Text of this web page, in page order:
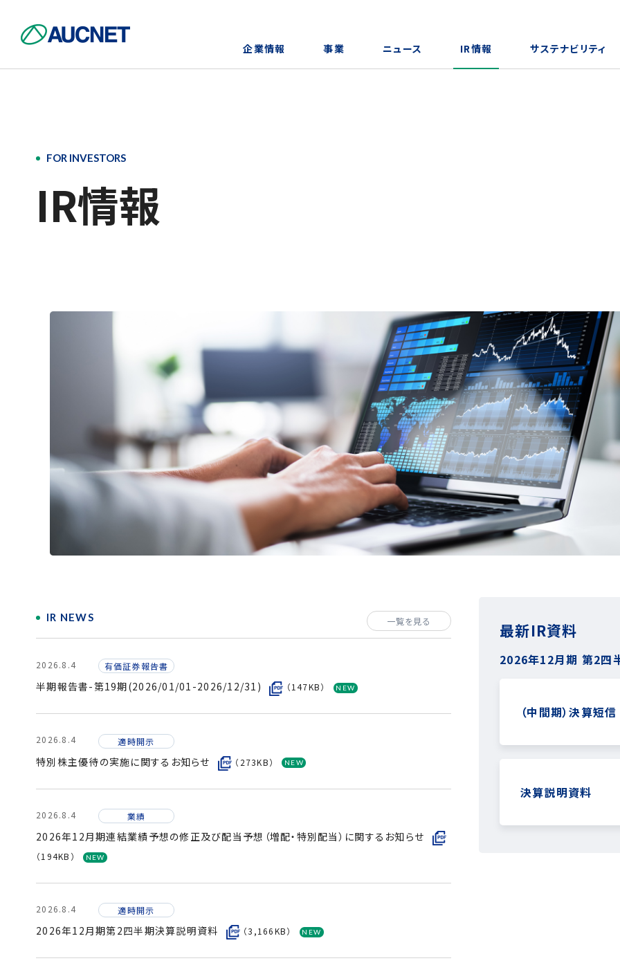
FOR INVESTORS
IR情報
IR NEWS
2026.8.4 有価証券報告書
半期報告書-第19期(2026/01/01-2026/12/31) （147KB）
2026.8.4 適時開示
特別株主優待の実施に関するお知らせ （273KB）
2026.8.4 業績
2026年12月期連結業績予想の修正及び配当予想（増配・特別配当）に関するお知らせ
（194KB）
2026.8.4 適時開示
2026年12月期第2四半期決算説明資料 （3,166KB）
一覧を見る 最新IR資料
2026年12月期 第2四
（中間期）決算短信
決算説明資料
会社情報・アクセス
挑戦の40年
企業情報
オートモビル事業（中古車）
事業
ニュース一覧
ニュース
IRニュース
IRライブラリー
IR情報
Environment(環境)/TCFD
Governance (ガバナンス)
サステナビリティ